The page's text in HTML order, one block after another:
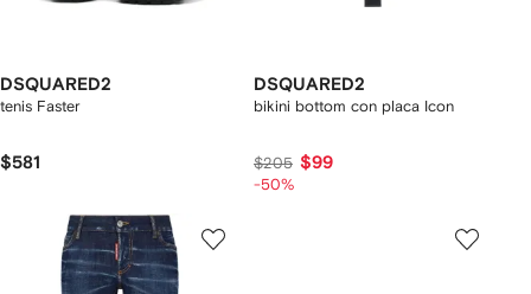
DSQUARED2
tenis Faster
$581
DSQUARED2
bikini bottom con placa Icon
$205 $99
-50%